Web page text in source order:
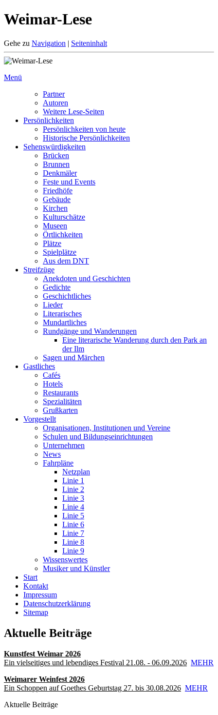
Weimar-Lese
Gehe zu Navigation | Seiteninhalt
Menü
Partner
Autoren
Weitere Lese-Seiten
Persönlichkeiten
Persönlichkeiten von heute
Historische Persönlichkeiten
Sehenswürdigkeiten
Brücken
Brunnen
Denkmäler
Feste und Events
Friedhöfe
Gebäude
Kirchen
Kulturschätze
Museen
Örtlichkeiten
Plätze
Spielplätze
Aus dem DNT
Streifzüge
Anekdoten und Geschichten
Gedichte
Geschichtliches
Lieder
Literarisches
Mundartliches
Rundgänge und Wanderungen
Eine literarische Wanderung durch den Park an
der Ilm
Sagen und Märchen
Gastliches
Cafés
Hotels
Restaurants
Spezialitäten
Grußkarten
Vorgestellt
Organisationen, Institutionen und Vereine
Schulen und Bildungseinrichtungen
Unternehmen
News
Fahrpläne
Netzplan
Linie 1
Linie 2
Linie 3
Linie 4
Linie 5
Linie 6
Linie 7
Linie 8
Linie 9
Wissenswertes
Musiker und Künstler
Start
Kontakt
Impressum
Datenschutz­erklärung
Sitemap
Aktuelle Beiträge
Kunstfest Weimar 2026
Ein vielseitiges und lebendiges Festival 21.08. - 06.09.2026 MEHR
Weimarer Weinfest 2026
Ein Schoppen auf Goethes Geburtstag 27. bis 30.08.2026 MEHR
Aktuelle Beiträge